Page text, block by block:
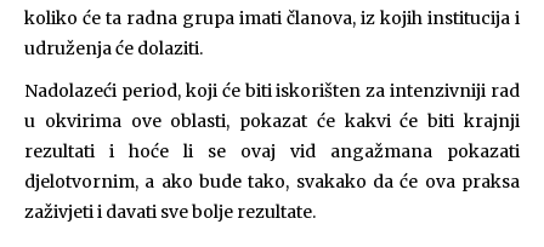
koliko će ta radna grupa imati članova, iz kojih institucija i
udruženja će dolaziti.
Nadolazeći period, koji će biti iskorišten za intenzivniji rad
u okvirima ove oblasti, pokazat će kakvi će biti krajnji
rezultati i hoće li se ovaj vid angažmana pokazati
djelotvornim, a ako bude tako, svakako da će ova praksa
zaživjeti i davati sve bolje rezultate.